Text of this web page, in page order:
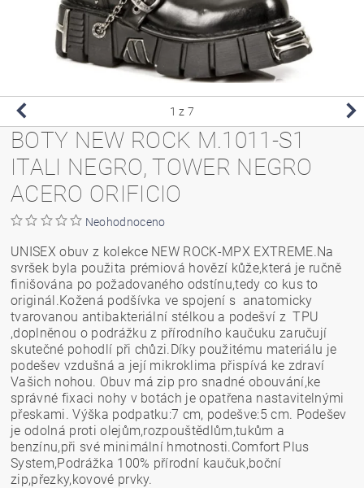
1 z 7
BOTY NEW ROCK M.1011-S1
ITALI NEGRO, TOWER NEGRO
ACERO ORIFICIO
Neohodnoceno
UNISEX obuv z kolekce NEW ROCK-MPX EXTREME.Na
svršek byla použita prémiová hovězí kůže,která je ručně
finišována po požadovaného odstínu,tedy co kus to
originál.Kožená podšívka ve spojení s anatomicky
tvarovanou antibakteriální stélkou a podešví z TPU
,doplněnou o podrážku z přírodního kaučuku zaručují
skutečné pohodlí při chůzi.Díky použitému materiálu je
podešev vzdušná a její mikroklima přispívá ke zdraví
Vašich nohou. Obuv má zip pro snadné obouvání,ke
správné fixaci nohy v botách je opatřena nastavitelnými
přeskami. Výška podpatku:7 cm, podešve:5 cm. Podešev
je odolná proti olejům,rozpouštědlům,tukům a
benzínu,při své minimální hmotnosti.Comfort Plus
System,Podrážka 100% přírodní kaučuk,boční
zip,přezky,kovové prvky.